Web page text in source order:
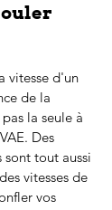
vitesse d'un
de la
la seule à
Des
tout aussi
vitesses de
vos